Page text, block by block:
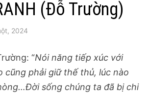
(Đỗ Trường)
2024
“Nói năng tiếp xúc với
cũng phải giữ thế thủ, lúc nào
sống chúng ta đã bị chi